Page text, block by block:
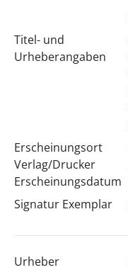
Titel- und
Urheberangaben
Erscheinungsort
Verlag/Drucker
Erscheinungsdatum
Signatur Exemplar
Urheber